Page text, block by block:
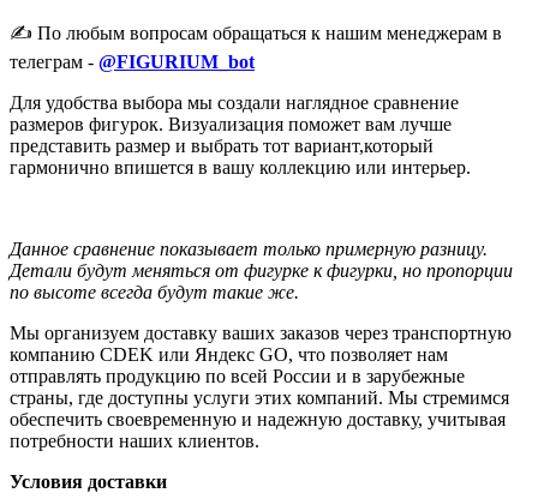
✍️ По любым вопросам обращаться к нашим менеджерам в
телеграм - @FIGURIUM_bot
Для удобства выбора мы создали наглядное сравнение
размеров фигурок. Визуализация поможет вам лучше
представить размер и выбрать тот вариант,который
гармонично впишется в вашу коллекцию или интерьер.
Данное сравнение показывает только примерную разницу.
Детали будут меняться от фигурке к фигурки, но пропорции
по высоте всегда будут такие же.
Мы организуем доставку ваших заказов через транспортную
компанию CDEK или Яндекс GO, что позволяет нам
отправлять продукцию по всей России и в зарубежные
страны, где доступны услуги этих компаний. Мы стремимся
обеспечить своевременную и надежную доставку, учитывая
потребности наших клиентов.
Условия доставки